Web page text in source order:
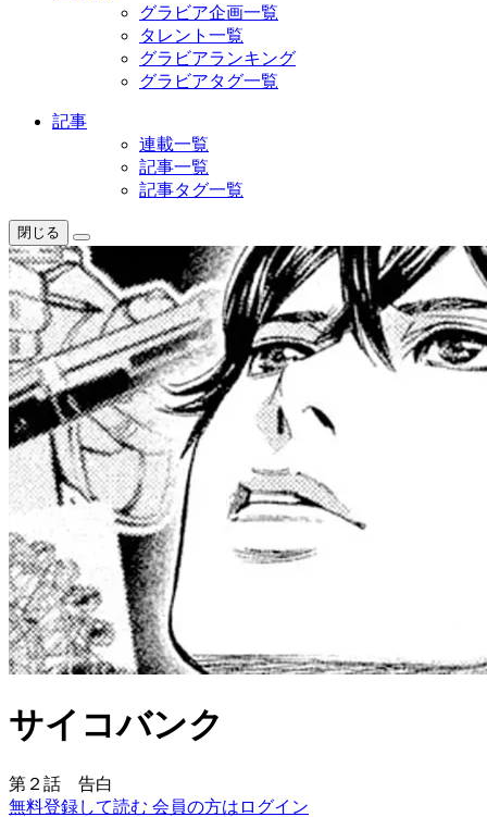
グラビア企画一覧
タレント一覧
グラビアランキング
グラビアタグ一覧
記事
連載一覧
記事一覧
記事タグ一覧
閉じる
サイコバンク
第２話 告白
無料登録して読む 会員の方はログイン